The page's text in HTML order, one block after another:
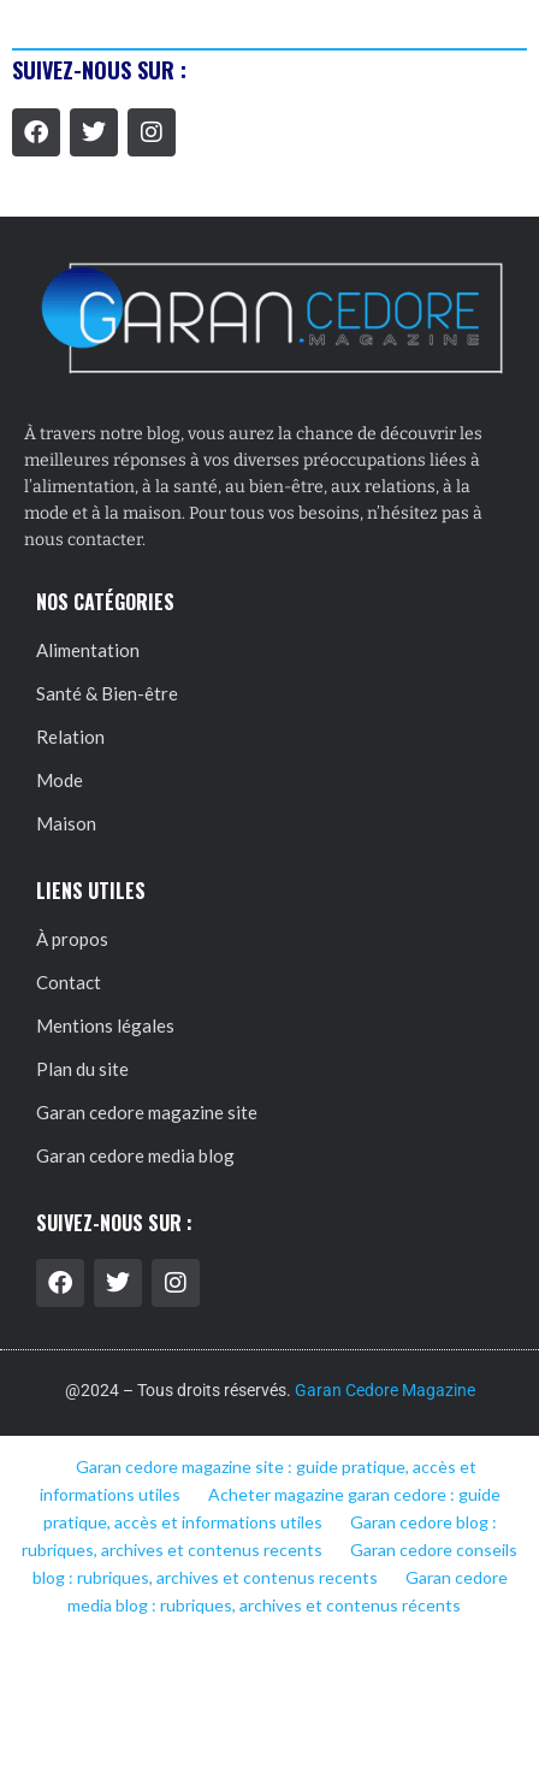
SUIVEZ-NOUS SUR :
À travers notre blog, vous aurez la chance de découvrir les
meilleures réponses à vos diverses préoccupations liées à
l’alimentation, à la santé, au bien-être, aux relations, à la
mode et à la maison. Pour tous vos besoins, n’hésitez pas à
nous contacter.
NOS CATÉGORIES
Alimentation
Santé & Bien-être
Relation
Mode
Maison
LIENS UTILES
À propos
Contact
Mentions légales
Plan du site
Garan cedore magazine site
Garan cedore media blog
SUIVEZ-NOUS SUR :
@2024 – Tous droits réservés. Garan Cedore Magazine
Garan cedore magazine site : guide pratique, accès et
informations utiles
Acheter magazine garan cedore : guide
pratique, accès et informations utiles
Garan cedore blog :
rubriques, archives et contenus recents
Garan cedore conseils
blog : rubriques, archives et contenus recents
Garan cedore
media blog : rubriques, archives et contenus récents